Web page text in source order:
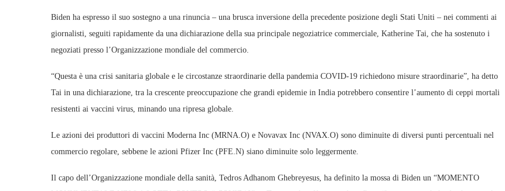
Biden ha espresso il suo sostegno a una rinuncia – una brusca inversione della precedente posizione degli Stati Uniti – nei commenti ai
giornalisti, seguiti rapidamente da una dichiarazione della sua principale negoziatrice commerciale, Katherine Tai, che ha sostenuto i
negoziati presso l’Organizzazione mondiale del commercio.
“Questa è una crisi sanitaria globale e le circostanze straordinarie della pandemia COVID-19 richiedono misure straordinarie”, ha detto
Tai in una dichiarazione, tra la crescente preoccupazione che grandi epidemie in India potrebbero consentire l’aumento di ceppi mortali
resistenti ai vaccini virus, minando una ripresa globale.
Le azioni dei produttori di vaccini Moderna Inc (MRNA.O) e Novavax Inc (NVAX.O) sono diminuite di diversi punti percentuali nel
commercio regolare, sebbene le azioni Pfizer Inc (PFE.N) siano diminuite solo leggermente.
Il capo dell’Organizzazione mondiale della sanità, Tedros Adhanom Ghebreyesus, ha definito la mossa di Biden un “MOMENTO